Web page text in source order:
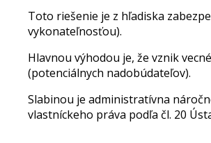
Toto riešenie je z hľadiska
vykonateľnosťou).
Hlavnou výhodou je, že vznik
(potenciálnych nadobúdateľov).
Slabinou je administratívna
vlastníckeho práva podľa čl. 20